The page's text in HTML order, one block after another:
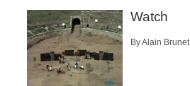
Watch
By Alain Brunet